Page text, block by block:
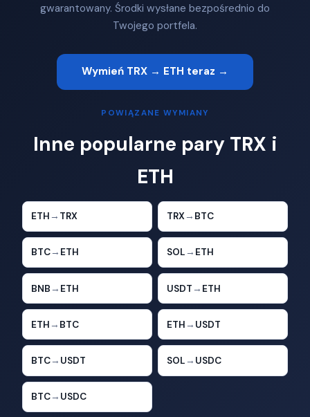
gwarantowany. Środki wysłane bezpośrednio do
Twojego portfela.
Wymień TRX → ETH teraz →
POWIĄZANE WYMIANY
Inne popularne pary TRX i
ETH
ETH → TRX TRX→ BTC
BTC→ ETH SOL → ETH
BNB → ETH USDT → ETH
ETH → BTC ETH → USDT
BTC→ USDT SOL → USDC
BTC→ USDC